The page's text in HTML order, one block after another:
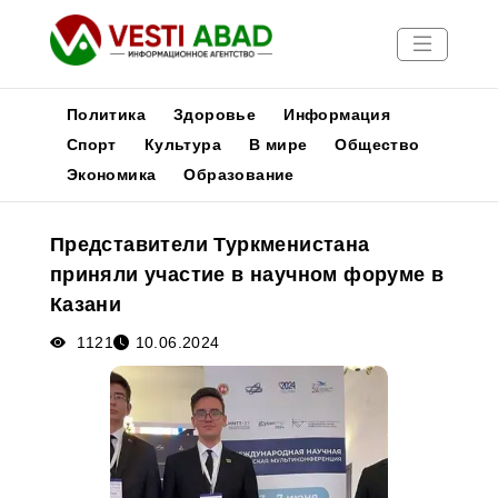
Новости
Медиа
Афиша
Политика Здоровье
Информация
Спорт
Культура В мире
Общество
Экономика
Образование
Представители Туркменистана
приняли участие в научном форуме в
Казани
1121 10.06.2024